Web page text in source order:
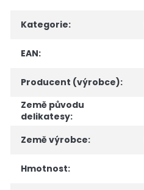
Kategorie:
EAN:
Producent (výrobce):
Země původu
delikatesy:
Země výrobce:
Hmotnost: